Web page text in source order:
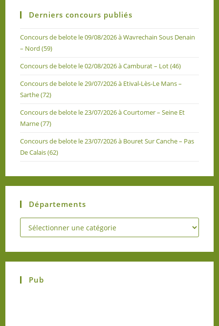
Derniers concours publiés
Concours de belote le 09/08/2026 à Wavrechain Sous Denain
– Nord (59)
Concours de belote le 02/08/2026 à Camburat – Lot (46)
Concours de belote le 29/07/2026 à Etival-Lès-Le Mans –
Sarthe (72)
Concours de belote le 23/07/2026 à Courtomer – Seine Et
Marne (77)
Concours de belote le 23/07/2026 à Bouret Sur Canche – Pas
De Calais (62)
Départements
Pub